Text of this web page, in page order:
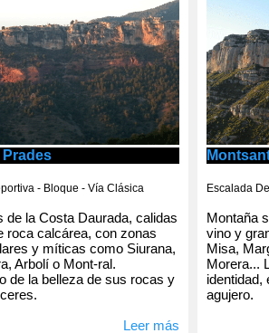
- Bloque - Vía Clásica
de la Costa Daurada, calidas
roca calcárea, con zonas
y míticas como Siurana,
Arbolí o Mont-ral.
de la belleza de sus rocas y
Leer más
Escalada
Montaña
vino y
Misa,
Morera...
identidad,
agujero.